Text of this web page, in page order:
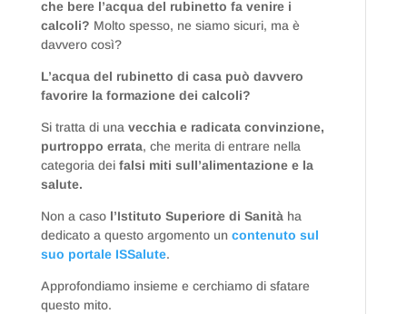
che bere l’acqua del rubinetto fa venire i
calcoli? Molto spesso, ne siamo sicuri, ma è
davvero così?
L’acqua del rubinetto di casa può davvero
favorire la formazione dei calcoli?
Si tratta di una vecchia e radicata convinzione,
purtroppo errata, che merita di entrare nella
categoria deifalsi miti sull’alimentazione e la
salute.
Non a casol’Istituto Superiore di Sanità ha
dedicato a questo argomento un contenuto sul
suo portale ISSalute.
Approfondiamo insieme e cerchiamo di sfatare
questo mito.